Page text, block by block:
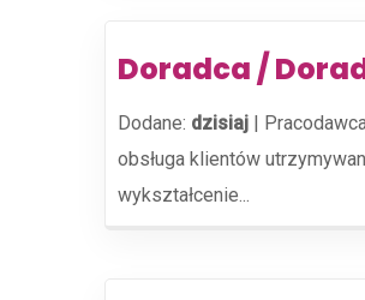
Doradca /
Dodane: dzisiaj |
obsługa klientów
wykształcenie...